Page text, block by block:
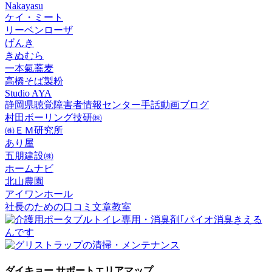
Nakayasu
ケイ・ミート
リーベンローザ
げんき
きぬむら
一本氣蕎麦
高橋そば製粉
Studio AYA
静岡県聴覚障害者情報センター手話動画ブログ
村田ボーリング技研㈱
㈱ＥＭ研究所
あり屋
五朋建設㈱
ホームナビ
北山農園
アイワンホール
社長のための口コミ文章教室